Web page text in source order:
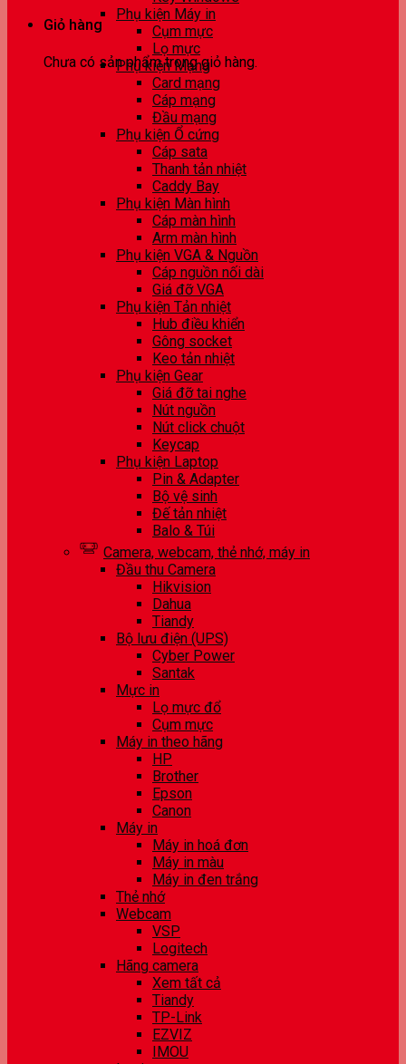
Giỏ hàng
Chưa có sản phẩm trong giỏ hàng.
Phụ kiện Máy in
Cụm mực
Lọ mực
Phụ kiện Mạng
Card mạng
Cáp mạng
Đầu mạng
Phụ kiện Ổ cứng
Cáp sata
Thanh tản nhiệt
Caddy Bay
Phụ kiện Màn hình
Cáp màn hình
Arm màn hình
Phụ kiện VGA & Nguồn
Cáp nguồn nối dài
Giá đỡ VGA
Phụ kiện Tản nhiệt
Hub điều khiển
Gông socket
Keo tản nhiệt
Phụ kiện Gear
Giá đỡ tai nghe
Nút nguồn
Nút click chuột
Keycap
Phụ kiện Laptop
Pin & Adapter
Bộ vệ sinh
Đế tản nhiệt
Balo & Túi
Camera, webcam, thẻ nhớ, máy in
Đầu thu Camera
Hikvision
Dahua
Tiandy
Bộ lưu điện (UPS)
Cyber Power
Santak
Mực in
Lọ mực đổ
Cụm mực
Máy in theo hãng
HP
Brother
Epson
Canon
Máy in
Máy in hoá đơn
Máy in màu
Máy in đen trắng
Thẻ nhớ
Webcam
VSP
Logitech
Hãng camera
Xem tất cả
Tiandy
TP-Link
EZVIZ
IMOU